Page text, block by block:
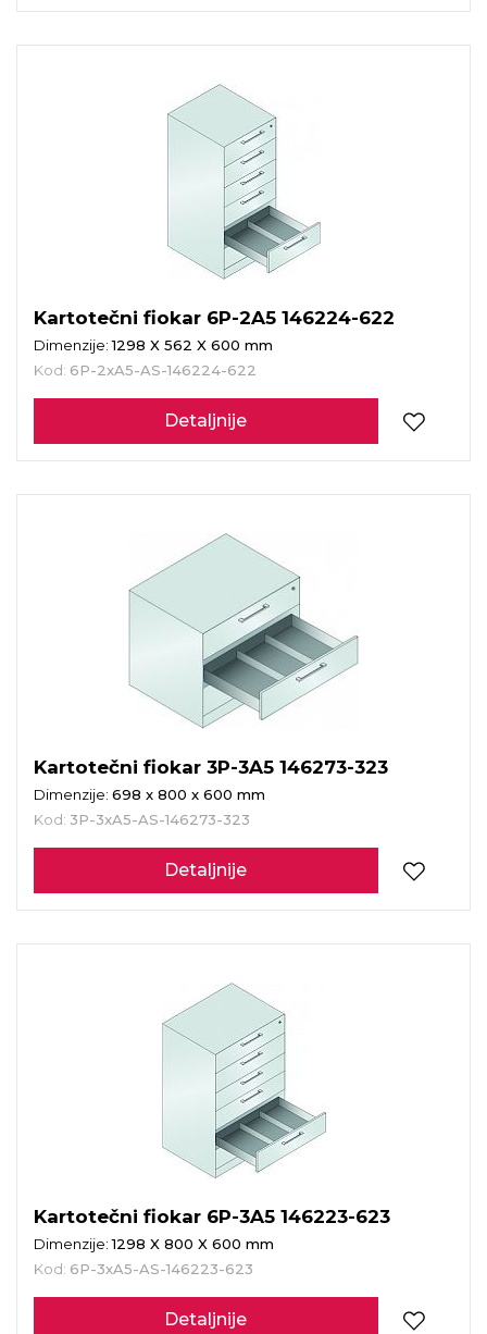
Kartotečni fiokar 6P-2A5 146224-622
Dimenzije:1298 X 562 X 600 mm
Kod: 6P-2xA5-AS-146224-622
Detaljnije
Kartotečni fiokar 3P-3A5 146273-323
Dimenzije: 698 x 800 x 600 mm
Kod: 3P-3xA5-AS-146273-323
Detaljnije
Kartotečni fiokar 6P-3A5 146223-623
Dimenzije:1298 X 800 X 600 mm
Kod: 6P-3xA5-AS-146223-623
Detaljnije